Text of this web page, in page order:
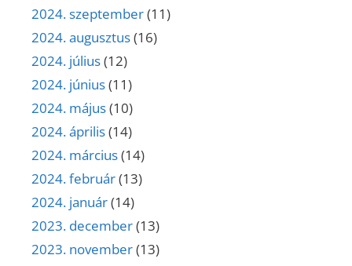
2024. szeptember(11)
2024. augusztus(16)
2024. július(12)
2024. június(11)
2024. május(10)
2024. április(14)
2024. március(14)
2024. február(13)
2024. január(14)
2023. december(13)
2023. november(13)